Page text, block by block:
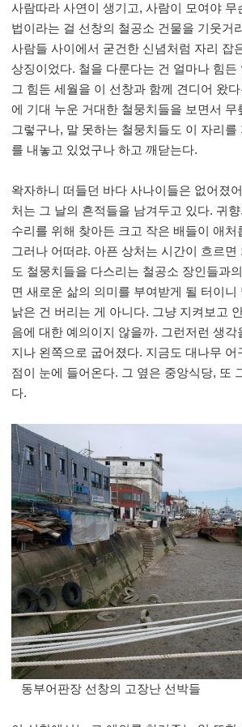
사람따라 사연이 생기고, 사람이 모여야 무
법이라는 걸 선창의 철공소 건물을 기웃거
사람들 사이에서 굳건한 신념처럼 자리 잡
상징이었다. 철을 다룬다는 건 얼마나 힘든
그 힘든 세월을 이 선창과 함께 견디어 왔
에 기대 누운 거대한 철뭉치들을 보면서 무
그렇구나, 말 못하는 철뭉치들도 이 자리를
를 내놓고 있었구나 하고 깨닫는다.
왁자하니 떠들던 바다 사나이들은 없어졌
처는 그 날의 흔적들을 남겨두고 있다. 귀
수리를 위해 찾아든 크고 작은 배들이 애처
그러나 어떠랴. 아픈 상처는 시간이 흐르면
도 철뭉치들을 다스리는 철공소 장인들과
면 새로운 삶의 의미를 부여받게 될 터이니
낡은 건 버리는 게 아니다. 그냥 지켜보고
음에 대한 예의이지 않을까. 그런저런 생각
지나 왼쪽으로 굽어졌다. 지금도 대나무 어
점이 눈에 들어온다. 그 옆은 중앙식당, 또
다.
동부어판장 선창의 고장난 선박들